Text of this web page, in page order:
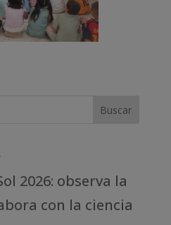
2026: observa la
con la ciencia